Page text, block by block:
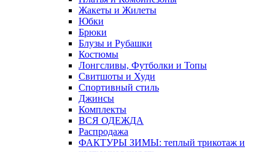
Жакеты и Жилеты
Юбки
Брюки
Блузы и Рубашки
Костюмы
Лонгсливы, Футболки и Топы
Свитшоты и Худи
Спортивный стиль
Джинсы
Комплекты
ВСЯ ОДЕЖДА
Распродажа
ФАКТУРЫ ЗИМЫ: теплый трикотаж и